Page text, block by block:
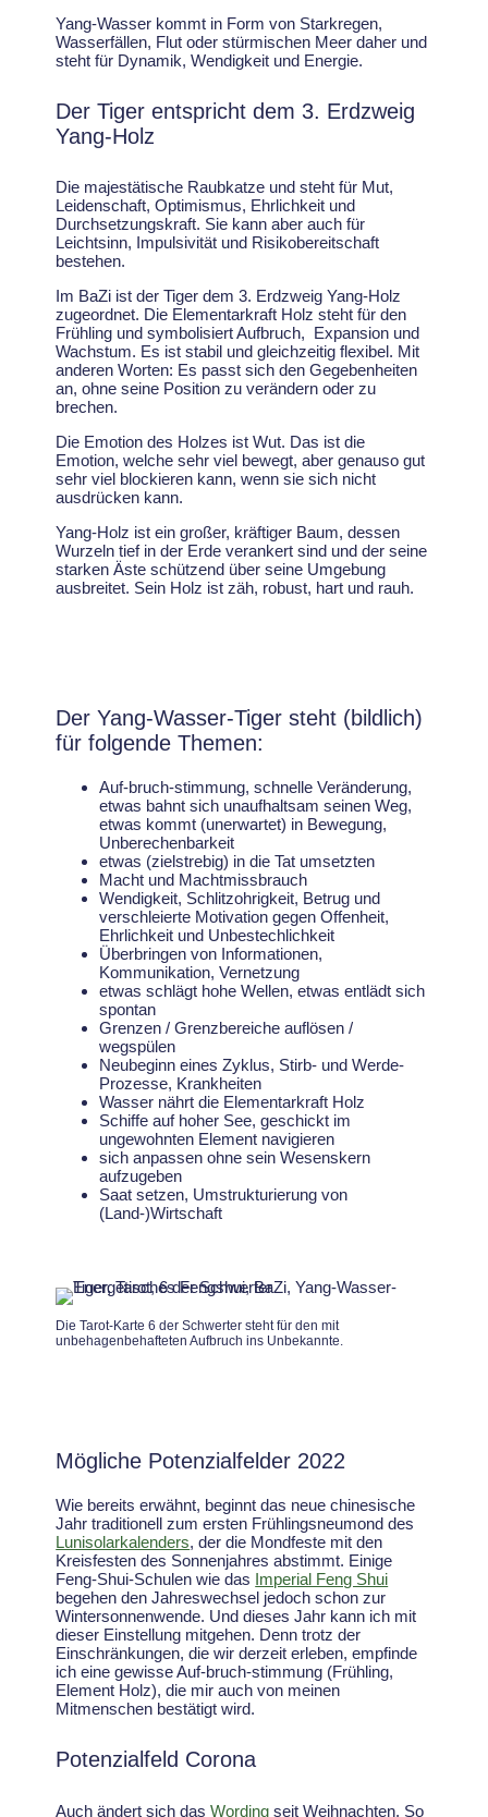
Yang-Wasser kommt in Form von Starkregen,
Wasserfällen, Flut oder stürmischen Meer daher und
steht für Dynamik, Wendigkeit und Energie.
Der Tiger entspricht dem 3. Erdzweig
Yang-Holz
Die majestätische Raubkatze und steht für Mut,
Leidenschaft, Optimismus, Ehrlichkeit und
Durchsetzungskraft. Sie kann aber auch für
Leichtsinn, Impulsivität und Risikobereitschaft
bestehen.
Im BaZi ist der Tiger dem 3. Erdzweig Yang-Holz
zugeordnet. Die Elementarkraft Holz steht für den
Frühling und symbolisiert Aufbruch, Expansion und
Wachstum. Es ist stabil und gleichzeitig flexibel. Mit
anderen Worten: Es passt sich den Gegebenheiten
an, ohne seine Position zu verändern oder zu
brechen.
Die Emotion des Holzes ist Wut. Das ist die
Emotion, welche sehr viel bewegt, aber genauso gut
sehr viel blockieren kann, wenn sie sich nicht
ausdrücken kann.
Yang-Holz ist ein großer, kräftiger Baum, dessen
Wurzeln tief in der Erde verankert sind und der seine
starken Äste schützend über seine Umgebung
ausbreitet. Sein Holz ist zäh, robust, hart und rauh.
Der Yang-Wasser-Tiger steht (bildlich)
für folgende Themen:
Auf-bruch-stimmung, schnelle Veränderung,
etwas bahnt sich unaufhaltsam seinen Weg,
etwas kommt (unerwartet) in Bewegung,
Unberechenbarkeit
etwas (zielstrebig) in die Tat umsetzten
Macht und Machtmissbrauch
Wendigkeit, Schlitzohrigkeit, Betrug und
verschleierte Motivation gegen Offenheit,
Ehrlichkeit und Unbestechlichkeit
Überbringen von Informationen,
Kommunikation, Vernetzung
etwas schlägt hohe Wellen, etwas entlädt sich
spontan
Grenzen / Grenzbereiche auflösen /
wegspülen
Neubeginn eines Zyklus, Stirb- und Werde-
Prozesse, Krankheiten
Wasser nährt die Elementarkraft Holz
Schiffe auf hoher See, geschickt im
ungewohnten Element navigieren
sich anpassen ohne sein Wesenskern
aufzugeben
Saat setzen, Umstrukturierung von
(Land-)Wirtschaft
Die Tarot-Karte 6 der Schwerter steht für den mit
unbehagenbehafteten Aufbruch ins Unbekannte.
Mögliche Potenzialfelder 2022
Wie bereits erwähnt, beginnt das neue chinesische
Jahr traditionell zum ersten Frühlingsneumond des
Lunisolarkalenders, der die Mondfeste mit den
Kreisfesten des Sonnenjahres abstimmt. Einige
Feng-Shui-Schulen wie das Imperial Feng Shui
begehen den Jahreswechsel jedoch schon zur
Wintersonnenwende. Und dieses Jahr kann ich mit
dieser Einstellung mitgehen. Denn trotz der
Einschränkungen, die wir derzeit erleben, empfinde
ich eine gewisse Auf-bruch-stimmung (Frühling,
Element Holz), die mir auch von meinen
Mitmenschen bestätigt wird.
Potenzialfeld Corona
Auch ändert sich dasWording seit Weihnachten. So